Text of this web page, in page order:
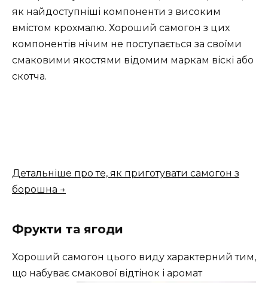
як найдоступніші компоненти з високим
вмістом крохмалю. Хороший самогон з цих
компонентів нічим не поступається за своїми
смаковими якостями відомим маркам віскі або
скотча.
Детальніше про те, як приготувати самогон з
борошна →
Фрукти та ягоди
Хороший самогон цього виду характерний тим,
що набуває смакової відтінок і аромат